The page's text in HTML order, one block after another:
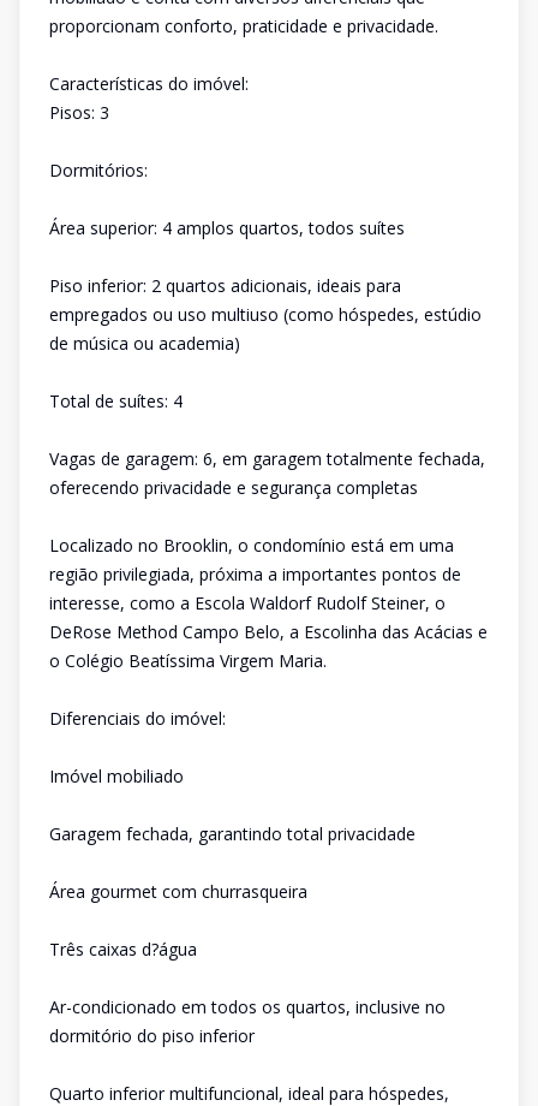
proporcionam conforto, praticidade e privacidade.
Características do imóvel:
Pisos: 3
Dormitórios:
Área superior: 4 amplos quartos, todos suítes
Piso inferior: 2 quartos adicionais, ideais para
empregados ou uso multiuso (como hóspedes, estúdio
de música ou academia)
Total de suítes: 4
Vagas de garagem: 6, em garagem totalmente fechada,
oferecendo privacidade e segurança completas
Localizado no Brooklin, o condomínio está em uma
região privilegiada, próxima a importantes pontos de
interesse, como a Escola Waldorf Rudolf Steiner, o
DeRose Method Campo Belo, a Escolinha das Acácias e
o Colégio Beatíssima Virgem Maria.
Diferenciais do imóvel:
Imóvel mobiliado
Garagem fechada, garantindo total privacidade
Área gourmet com churrasqueira
Três caixas d?água
Ar-condicionado em todos os quartos, inclusive no
dormitório do piso inferior
Quarto inferior multifuncional, ideal para hóspedes,